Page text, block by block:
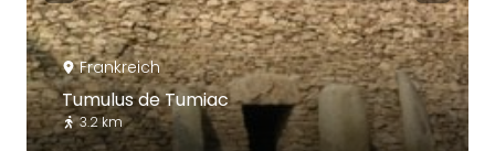
Frankreich
Tumulus de Tumiac
3.2 km